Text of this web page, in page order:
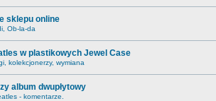
sklepu online
Ob-la-da
w plastikowych Jewel Case
kolekcjonerzy, wymiana
album dwupłytowy
- komentarze.